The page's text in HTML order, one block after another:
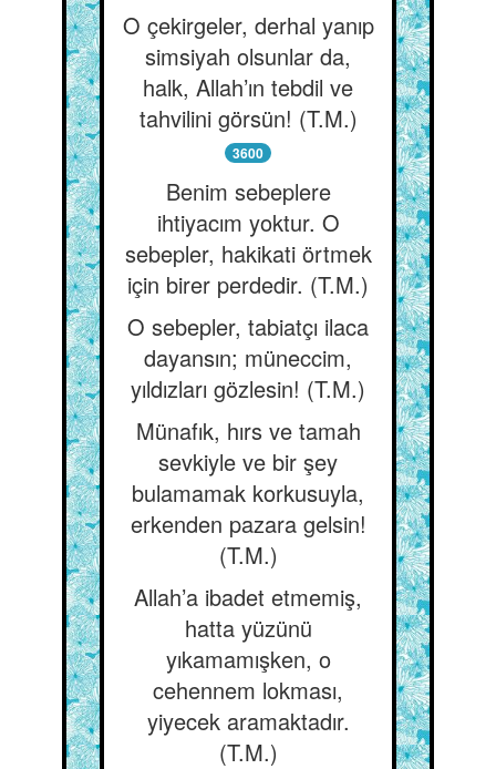
O çekirgeler, derhal yanıp
simsiyah olsunlar da,
halk, Allah’ın tebdil ve
tahvilini görsün! (T.M.)
3600
Benim sebeplere
ihtiyacım yoktur. O
sebepler, hakikati örtmek
için birer perdedir. (T.M.)
O sebepler, tabiatçı ilaca
dayansın; müneccim,
yıldızları gözlesin! (T.M.)
Münafık, hırs ve tamah
sevkiyle ve bir şey
bulamamak korkusuyla,
erkenden pazara gelsin!
(T.M.)
Allah’a ibadet etmemiş,
hatta yüzünü
yıkamamışken, o
cehennem lokması,
yiyecek aramaktadır.
(T.M.)